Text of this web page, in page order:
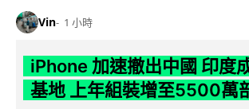
Vin 1 小時
iPhone 加速撤出中國 印度
基地 上年組裝增至5500萬